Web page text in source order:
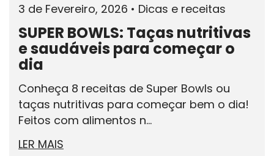
3 de Fevereiro, 2026 • Dicas e receitas
SUPER BOWLS: Taças nutritivas
e saudáveis para começar o
dia
Conheça 8 receitas de Super Bowls ou
taças nutritivas para começar bem o dia!
Feitos com alimentos n...
LER MAIS